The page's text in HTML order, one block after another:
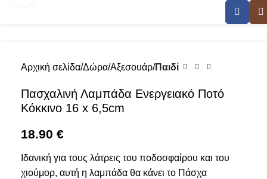
Αρχική σελίδα Δώρα Αξεσουάρ Παιδί
Πασχαλινή Λαμπάδα Ενεργειακό Ποτό
Κόκκινο 16 x 6,5cm
18.90 €
Ιδανική για τους λάτρεις του ποδοσφαίρου και του
χιούμορ, αυτή η λαμπάδα θα κάνει το Πάσχα